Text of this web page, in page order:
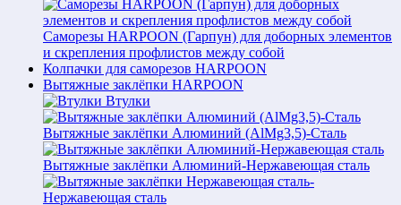
Саморезы HARPOON (Гарпун) для доборных элементов
и скрепления профлистов между собой
Колпачки для саморезов HARPOON
Вытяжные заклёпки HARPOON
Втулки
Вытяжные заклёпки Алюминий (AlMg3,5)-Сталь
Вытяжные заклёпки Алюминий-Нержавеющая сталь